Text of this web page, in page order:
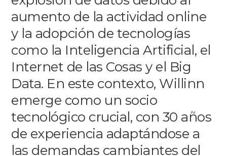
aumento de la actividad online
y la adopción de tecnologías
como la Inteligencia Artificial, el
Internet de las Cosas y el Big
Data. En este contexto, Willinn
emerge como un socio
tecnológico crucial, con 30 años
de experiencia adaptándose a
las demandas cambiantes del